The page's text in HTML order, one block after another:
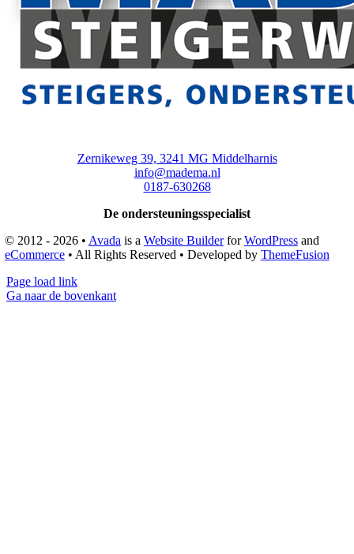
Zernikeweg 39, 3241 MG Middelharnis
info@madema.nl
0187-630268
De ondersteuningsspecialist
© 2012 - 2026 • Avada is a Website BuilderforWordPressand
eCommerce• All Rights Reserved • Developed by ThemeFusion
Page load link
Ga naar de bovenkant